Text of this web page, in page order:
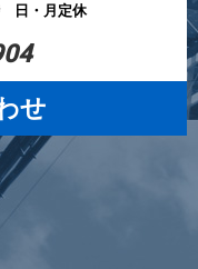
日・月定休
せ